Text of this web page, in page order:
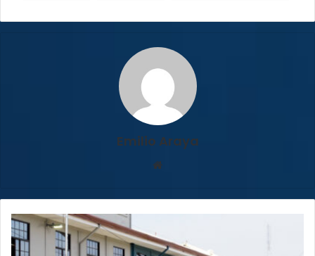
Emilio Araya
Fiscalía
y
OIJ